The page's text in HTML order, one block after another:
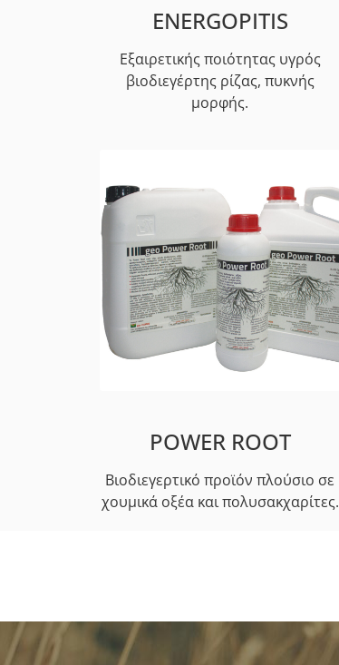
ENERGOPITIS
Εξαιρετικής ποιότητας υγρός
βιοδιεγέρτης ρίζας, πυκνής
μορφής.
POWER ROOT
Βιοδιεγερτικό προϊόν πλούσιο σε
χουμικά οξέα και πολυσακχαρίτες.